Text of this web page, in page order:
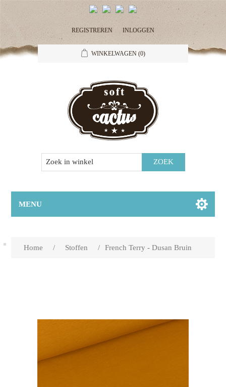
REGISTREREN INLOGGEN
WINKELWAGEN (0)
MENU
Home / Stoffen / French Terry - Dusan Bruin